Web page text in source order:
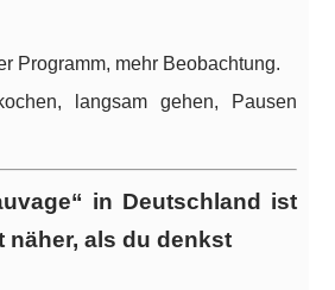
Programm, mehr Beobachtung.
langsam gehen, Pausen
in Deutschland ist
näher, als du denkst